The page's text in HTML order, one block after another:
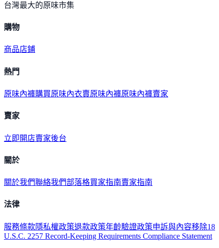
台灣最大的原味市集
購物
商品店鋪
熱門
原味內褲購買原味內衣賣原味內褲原味內褲賣家
賣家
立即開店賣家後台
關於
關於我們聯絡我們部落格買家指南賣家指南
法律
服務條款隱私權政策退款政策年齡驗證政策申訴與內容移除18
U.S.C. 2257 Record-Keeping Requirements Compliance Statement